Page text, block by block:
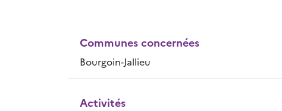
Communes concernées
Bourgoin-Jallieu
Activités